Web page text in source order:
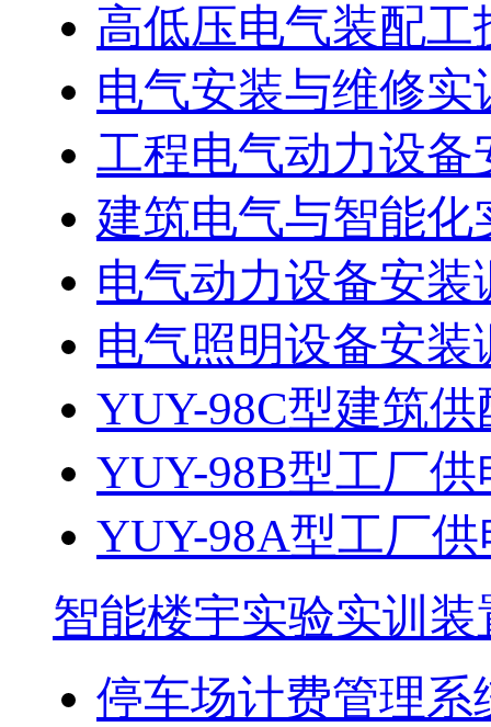
高低压电气装配工
电气安装与维修实
工程电气动力设备
建筑电气与智能化
电气动力设备安
电气照明设备安装
YUY-98C型建筑
YUY-98B型工厂
YUY-98A型工厂
智能楼宇实验实训装
停车场计费管理系